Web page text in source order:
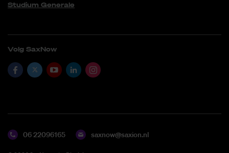
Studium Generale
Volg SaxNow
06 22096165 saxnow@saxion.nl